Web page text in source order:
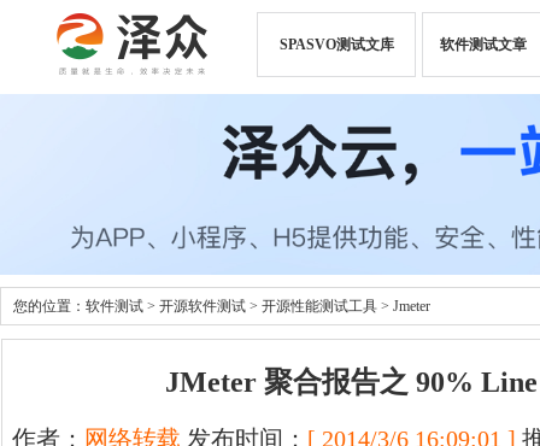
SPASVO测试文库 软件测试文章
您的位置： 软件测试 > 开源软件测试 > 开源性能测试工具 > Jmeter
JMeter 聚合报告之 90%
作者： 网络转载 发布时间： [ 2014/3/6 16:09:01 ]